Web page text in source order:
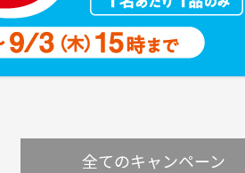
全てのキャンペーン